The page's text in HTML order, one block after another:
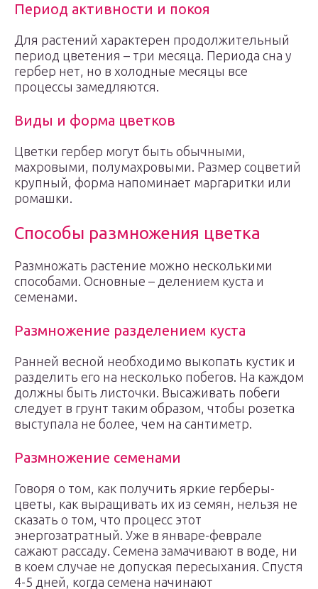
Период активности и покоя
Для растений характерен продолжительный
период цветения – три месяца. Периода сна у
гербер нет, но в холодные месяцы все
процессы замедляются.
Виды и форма цветков
Цветки гербер могут быть обычными,
махровыми, полумахровыми. Размер соцветий
крупный, форма напоминает маргаритки или
ромашки.
Способы размножения цветка
Размножать растение можно несколькими
способами. Основные – делением куста и
семенами.
Размножение разделением куста
Ранней весной необходимо выкопать кустик и
разделить его на несколько побегов. На каждом
должны быть листочки. Высаживать побеги
следует в грунт таким образом, чтобы розетка
выступала не более, чем на сантиметр.
Размножение семенами
Говоря о том, как получить яркие герберы-
цветы, как выращивать их из семян, нельзя не
сказать о том, что процесс этот
энергозатратный. Уже в январе-феврале
сажают рассаду. Семена замачивают в воде, ни
в коем случае не допуская пересыхания. Спустя
4-5 дней, когда семена начинают